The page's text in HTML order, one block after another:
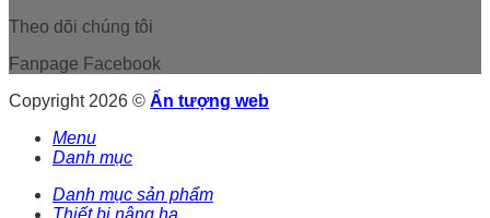
Theo dõi chúng tôi
Fanpage Facebook
Copyright 2026 © Ấn tượng web
Menu
Danh mục
Danh mục sản phẩm
Thiết bị nâng hạ